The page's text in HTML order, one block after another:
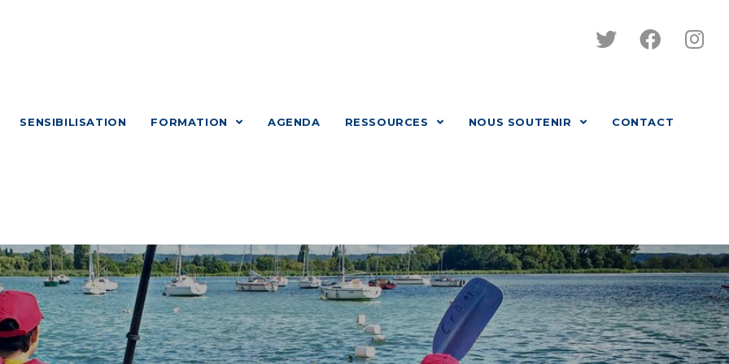
SENSIBILISATION FORMATION AGENDA RESSOURCES NOUS SOUTENIR CONTACT